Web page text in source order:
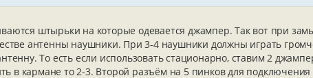
штырьки на которые одевается джампер. Так вот при
антенны наушники. При 3-4 наушники должны играть
То есть если использовать стационарно, ставим 2
в кармане то 2-3. Второй разъём на 5 пинков для подключения